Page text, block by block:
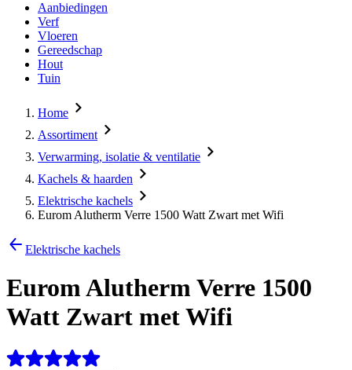
Aanbiedingen
Verf
Vloeren
Gereedschap
Hout
Tuin
Home
Assortiment
Verwarming, isolatie & ventilatie
Kachels & haarden
Elektrische kachels
Eurom Alutherm Verre 1500 Watt Zwart met Wifi
Elektrische kachels
Eurom Alutherm Verre 1500
Watt Zwart met Wifi